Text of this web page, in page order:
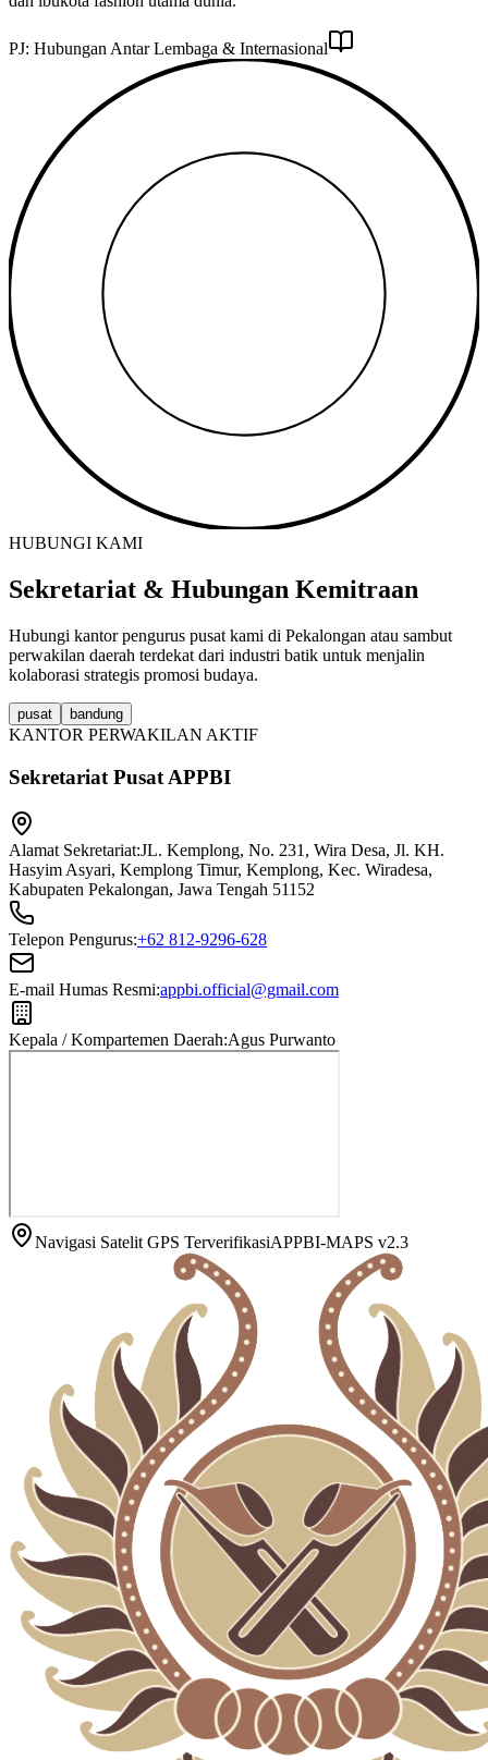
PJ: Hubungan Antar Lembaga & Internasional
HUBUNGI KAMI
Sekretariat & Hubungan Kemitraan
Hubungi kantor pengurus pusat kami di Pekalongan atau sambut
perwakilan daerah terdekat dari industri batik untuk menjalin
kolaborasi strategis promosi budaya.
pusat bandung
KANTOR PERWAKILAN AKTIF
Sekretariat Pusat APPBI
Alamat Sekretariat:JL. Kemplong, No. 231, Wira Desa, Jl. KH.
Hasyim Asyari, Kemplong Timur, Kemplong, Kec. Wiradesa,
Kabupaten Pekalongan, Jawa Tengah 51152
Telepon Pengurus:+62 812-9296-628
E-mail Humas Resmi:appbi.official@gmail.com
Kepala / Kompartemen Daerah:Agus Purwanto
Navigasi Satelit GPS TerverifikasiAPPBI-MAPS v2.3